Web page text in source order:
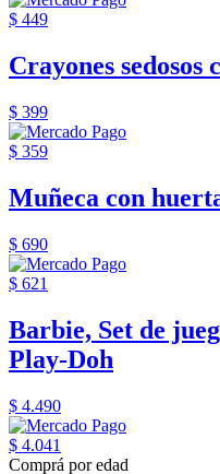
$ 449
Crayones
$ 399
$ 359
Muñeca con
$ 690
$ 621
Barbie, Set de
Play-Doh
$ 4.490
$ 4.041
Comprá por edad